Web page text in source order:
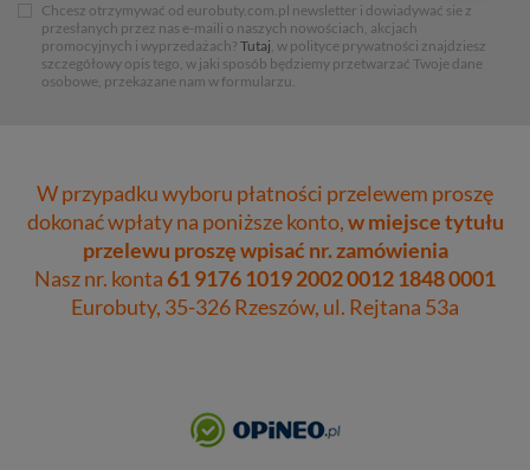
Chcesz otrzymywać od eurobuty.com.pl newsletter i dowiadywać sie z
przesłanych przez nas e-maili o naszych nowościach, akcjach
promocyjnych i wyprzedażach? Tutaj, w polityce prywatności znajdziesz
szczegółowy opis tego, w jaki sposób będziemy przetwarzać Twoje dane
osobowe, przekazane nam w formularzu.
W przypadku wyboru płatności przelewem proszę
dokonać wpłaty na poniższe konto,w miejsce tytułu
przelewu proszę wpisać nr. zamówienia
Nasz nr. konta61 9176 1019 2002 0012 1848 0001
Eurobuty, 35-326 Rzeszów, ul. Rejtana 53a